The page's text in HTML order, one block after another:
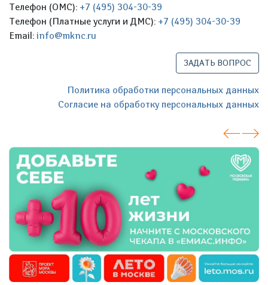
Телефон (ОМС): +7 (495) 304-30-39
Телефон (Платные услуги и ДМС): +7 (495) 304-30-39
Email: info@mknc.ru
ЗАДАТЬ ВОПРОС
Политика обработки персональных данных
Согласие на обработку персональных данных